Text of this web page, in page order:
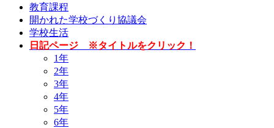
教育課程
開かれた学校づくり協議会
学校生活
日記ページ ※タイトルをクリック！
1年
2年
3年
4年
5年
6年